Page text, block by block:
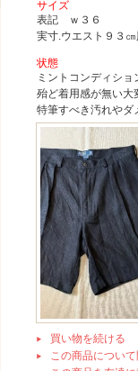
サイズ
表記 ｗ３６
実寸.ウエスト９３
状態
ミントコンディショ
殆ど着用感が無い大
特筆すべき汚れやダ
買い物を続ける
この商品につい